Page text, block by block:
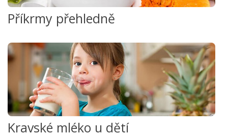
Příkrmy přehledně
Kravské mléko u dětí